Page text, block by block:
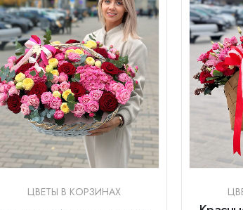
ЦВЕТЫ В КОРЗИНАХ